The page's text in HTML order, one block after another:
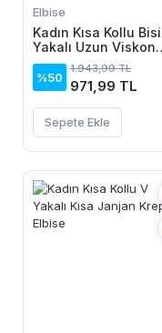
Elbise
Kadın Kısa Kollu
Yakalı Uzun Viskon
Elbise
%50
1.943,99 TL
971,99 TL
Sepete Ekle